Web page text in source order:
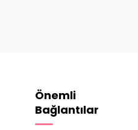
Önemli
Bağlantılar